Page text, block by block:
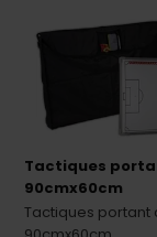
Tactiques
90cmx60cm
Tactiques portant